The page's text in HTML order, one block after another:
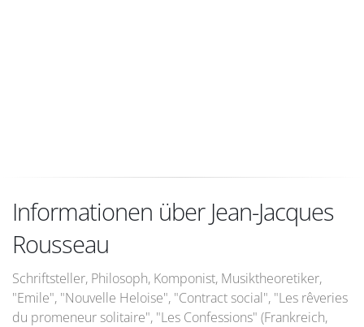
Informationen über Jean-Jacques
Rousseau
Schriftsteller, Philosoph, Komponist, Musiktheoretiker,
"Emile", "Nouvelle Heloise", "Contract social", "Les rêveries
du promeneur solitaire", "Les Confessions" (Frankreich,